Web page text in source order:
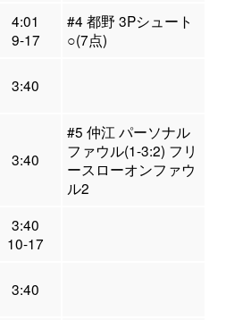
4:01
9-17
#4 都野 3Pシュート
○(7点)
3:40
3:40
#5 仲江 パーソナル
ファウル(1-3:2) フリ
ースローオンファウ
ル2
3:40
10-17
3:40